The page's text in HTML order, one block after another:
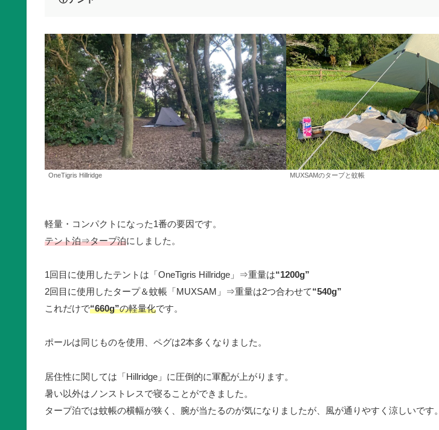
OneTigris Hillridge MUXSAMのタープと蚊帳
軽量・コンパクトになった1番の要因です。
テント泊⇒タープ泊にしました。
1回目に使用したテントは「OneTigris Hillridge」⇒重量は“1200g”
2回目に使用したタープ＆蚊帳「MUXSAM」⇒重量は2つ合わせて“540g”
これだけで“660g”の軽量化です。
ポールは同じものを使用、ペグは2本多くなりました。
居住性に関しては「Hillridge」に圧倒的に軍配が上がります。
暑い以外はノンストレスで寝ることができました。
タープ泊では蚊帳の横幅が狭く、腕が当たるのが気になりましたが、風が通りやすく涼しいです。